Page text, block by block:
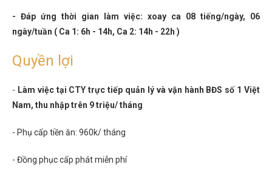
- Đáp ứng thời gian làm việc: xoay ca 08 tiếng/ngày, 06
ngày/tuần ( Ca 1: 6h - 14h, Ca 2: 14h - 22h )
Quyền lợi
- Làm việc tại CTY trực tiếp quản lý và vận hành BĐS số 1 Việt
Nam, thu nhập trên 9 triệu/ tháng
- Phụ cấp tiền ăn: 960k/ tháng
- Đồng phục cấp phát miễn phí